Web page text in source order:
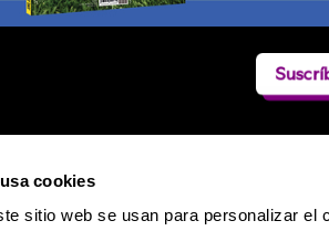
cookies
sitio web se usan para personalizar el